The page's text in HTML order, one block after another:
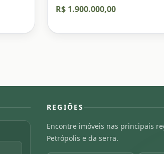
R$ 1.900.000,00
REGIÕES
Encontre imóveis nas principais
Petrópolis e da serra.